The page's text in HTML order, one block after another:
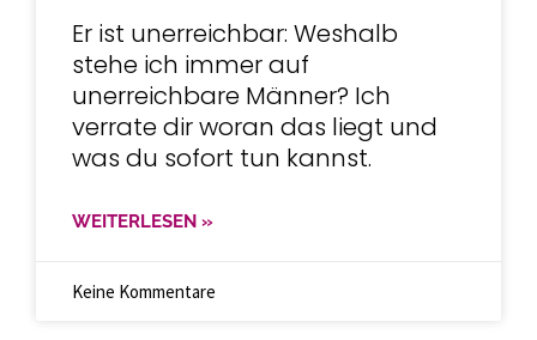
Er ist unerreichbar: Weshalb
stehe ich immer auf
unerreichbare Männer? Ich
verrate dir woran das liegt und
was du sofort tun kannst.
WEITERLESEN »
Keine Kommentare